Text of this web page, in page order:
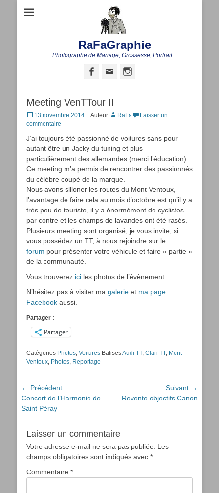
RaFaGraphie
Photographe de Mariage, Grossesse, Portrait...
Facebook
Adresse
Meeting VenTTour II
Posted
on
13 novembre 2014 Auteur RaFa
Laisser un
commentaire
J’ai toujours été passionné de voitures sans pour
autant être un Jacky du tuning et plus
particulièrement des allemandes (merci l’éducation).
Ce meeting m’a permis de rencontrer des passionnés
du célèbre coupé de la marque.
Nous avons silloner les routes du Mont Ventoux,
l’avantage de faire cela au mois d’octobre est qu’il y a
très peu de touriste, il y a énormément de cyclistes
par contre et les champs de lavandes ont été rasés.
Plusieurs meeting sont organisé, je vous invite, si
vous possédez un TT, à nous rejoindre sur le
forum pour présenter votre véhicule et faire « partie »
de la communauté.
Vous trouverez ici les photos de l’évènement.
N’hésitez pas à visiter ma galerie et ma page
Facebook aussi.
Partager :
Partager
Catégories Photos, Voitures BalisesAudi TT, Clan TT, Mont
Ventoux, Photos, Reportage
Navigation
de
l’article
← Précédent
Article
précédent :
Concert de l’Harmonie de
Saint Péray
Suivant →
ArticleRevente objectifs Canon
Laisser un commentaire
Votre adresse e-mail ne sera pas publiée.
Les
champs obligatoires sont indiqués avec *
Commentaire *